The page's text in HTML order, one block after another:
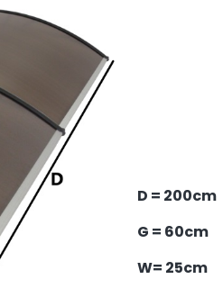
D = 200cm
G = 60cm
W= 25cm